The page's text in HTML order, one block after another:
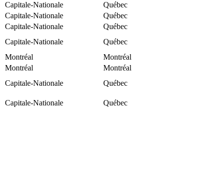
Capitale-Nationale
Québec
Capitale-Nationale
Québec
Capitale-Nationale
Québec
Capitale-Nationale
Québec
Montréal
Montréal
Montréal
Montréal
Capitale-Nationale Québec
Capitale-Nationale Québec